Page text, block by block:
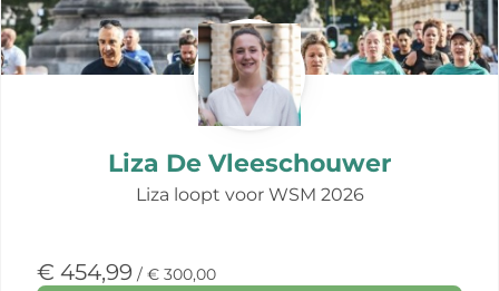
Liza De Vleeschouwer
Liza loopt voor WSM 2026
€ 454,99 / € 300,00
actie